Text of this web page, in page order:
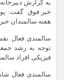
به گزارش
خبر فوق گفت:
هفته سالمندان
سالمندی فعال
توجه به رشد
فیزیکی افراد
سالمندی فعال